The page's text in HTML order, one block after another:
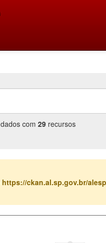
com 29 recursos
https://ckan.al.sp.gov.br/